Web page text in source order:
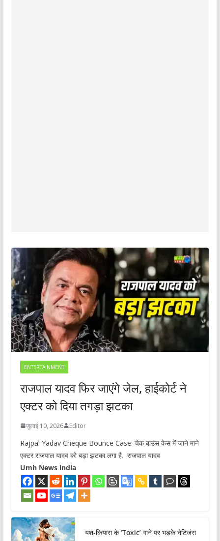
ENTERTAINMENT
राजपाल यादव फिर जाएंगे जेल, हाईकोर्ट ने
एक्टर को दिया तगड़ा झटका
जुलाई 10, 2026 Editor
Rajpal Yadav Cheque Bounce Case: चेक बाउंस केस में जाने माने
एक्टर राजपाल यादव को बड़ा झटका लगा है. राजपाल यादव
Umh News india
यश-कियारा के ‘Toxic’ गाने पर भड़के नेटिजंस